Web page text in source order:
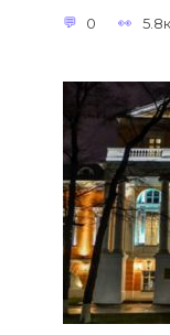
0 5.8к.